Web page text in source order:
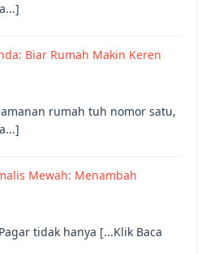
Biar Rumah Makin Keren
rumah tuh nomor satu,
Mewah: Menambah
tidak hanya [...Klik Baca